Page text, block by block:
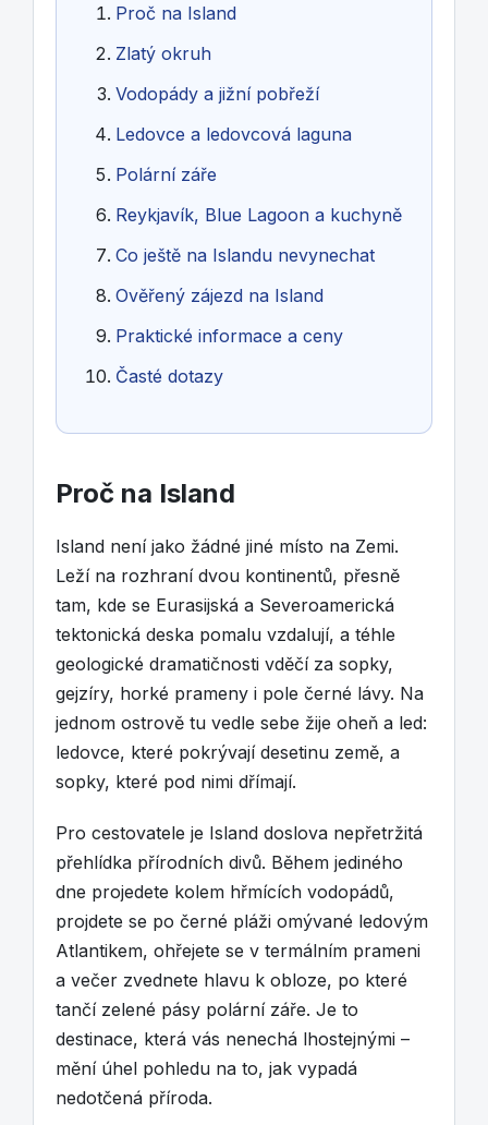
Proč na Island
Zlatý okruh
Vodopády a jižní pobřeží
Ledovce a ledovcová laguna
Polární záře
Reykjavík, Blue Lagoon a kuchyně
Co ještě na Islandu nevynechat
Ověřený zájezd na Island
Praktické informace a ceny
Časté dotazy
Proč na Island
Island není jako žádné jiné místo na Zemi.
Leží na rozhraní dvou kontinentů, přesně
tam, kde se Eurasijská a Severoamerická
tektonická deska pomalu vzdalují, a téhle
geologické dramatičnosti vděčí za sopky,
gejzíry, horké prameny i pole černé lávy. Na
jednom ostrově tu vedle sebe žije oheň a led:
ledovce, které pokrývají desetinu země, a
sopky, které pod nimi dřímají.
Pro cestovatele je Island doslova nepřetržitá
přehlídka přírodních divů. Během jediného
dne projedete kolem hřmících vodopádů,
projdete se po černé pláži omývané ledovým
Atlantikem, ohřejete se v termálním prameni
a večer zvednete hlavu k obloze, po které
tančí zelené pásy polární záře. Je to
destinace, která vás nenechá lhostejnými –
mění úhel pohledu na to, jak vypadá
nedotčená příroda.